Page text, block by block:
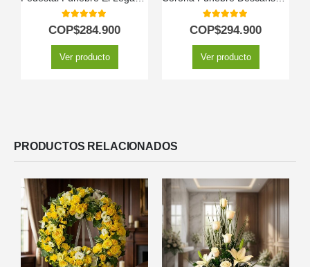
5.00out of 5
COP$284.900
Ver producto
5.00out of 5
COP$294.900
Ver producto
PRODUCTOS RELACIONADOS